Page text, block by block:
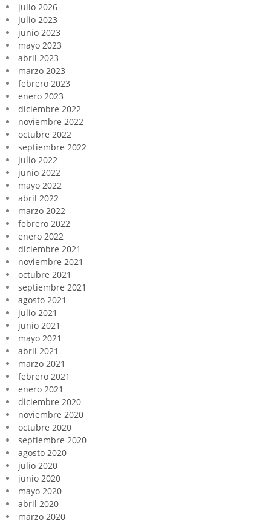
julio 2026
julio 2023
junio 2023
mayo 2023
abril 2023
marzo 2023
febrero 2023
enero 2023
diciembre 2022
noviembre 2022
octubre 2022
septiembre 2022
julio 2022
junio 2022
mayo 2022
abril 2022
marzo 2022
febrero 2022
enero 2022
diciembre 2021
noviembre 2021
octubre 2021
septiembre 2021
agosto 2021
julio 2021
junio 2021
mayo 2021
abril 2021
marzo 2021
febrero 2021
enero 2021
diciembre 2020
noviembre 2020
octubre 2020
septiembre 2020
agosto 2020
julio 2020
junio 2020
mayo 2020
abril 2020
marzo 2020